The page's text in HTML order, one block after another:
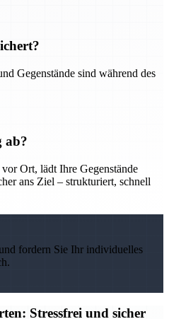
Gegenstände sind während des
ab?
Ort, lädt Ihre Gegenstände
ans Ziel – strukturiert, schnell
fordern Sie Ihr individuelles
Stressfrei und sicher